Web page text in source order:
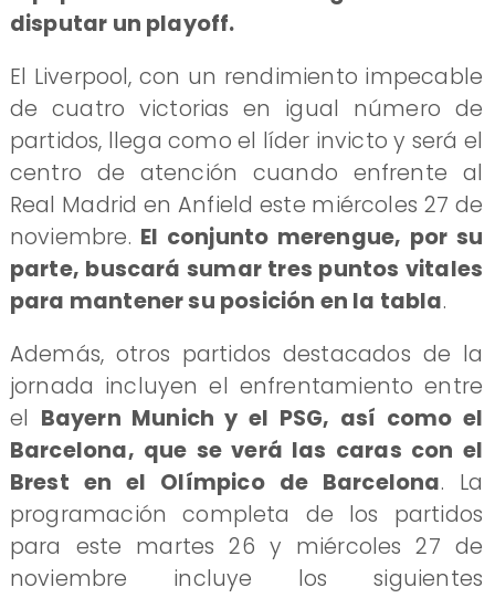
disputar un playoff.
El Liverpool, con un rendimiento impecable
de cuatro victorias en igual número de
partidos, llega como el líder invicto y será el
centro de atención cuando enfrente al
Real Madrid en Anfield este miércoles 27 de
noviembre. El conjunto merengue, por su
parte, buscará sumar tres puntos vitales
para mantener su posición en la tabla.
Además, otros partidos destacados de la
jornada incluyen el enfrentamiento entre
el Bayern Munich y el PSG, así como el
Barcelona, que se verá las caras con el
Brest en el Olímpico de Barcelona. La
programación completa de los partidos
para este martes 26 y miércoles 27 de
noviembre incluye los siguientes